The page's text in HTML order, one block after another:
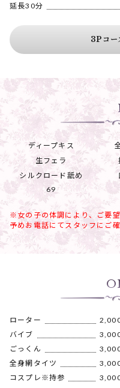
延長30分
3Pコー
ディープキス
生フェラ
シルクロード舐め
69
※女の子の体調により、ご要
予めお電話にてスタッフにご確
ローター
バイブ
ごっくん
全身網タイツ
コスプレ※持参